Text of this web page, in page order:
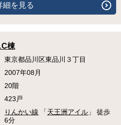
細を見る
C棟
東京都品川区東品川３丁目
2007年08月
20階
423戸
りんかい線 「天王洲アイル 」 徒歩
6分